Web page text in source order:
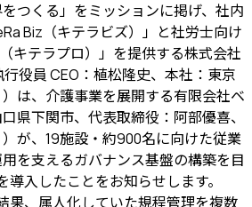
をつくる」をミッションに掲げ、社内
Biz（キテラビズ）」と社労士向け
キテラプロ）」を提供する株式会社
役員 CEO：植松隆史、本社：東京
は、介護事業を展開する有限会社ベ
県下関市、代表取締役：阿部優喜、
が、19施設・約900名に向けた従業
を支えるガバナンス基盤の構築を目
導入したことをお知らせします。
果、属人化していた規程管理を複数